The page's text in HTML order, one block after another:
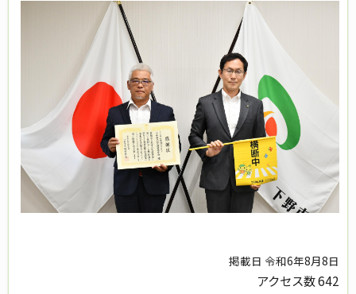
掲載日 令和6年8月8日
アクセス数642